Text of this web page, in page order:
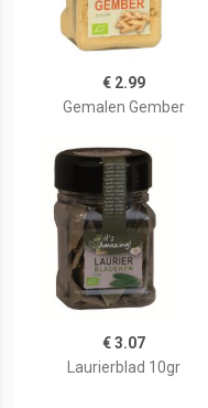
€ 2.99
Gemalen Gember
€ 3.07
Laurierblad 10gr